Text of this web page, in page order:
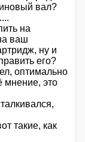
вал?
на
ваш
ну и
его?
оптимально
мнение, это
такие, как